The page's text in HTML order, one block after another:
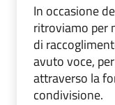
In occasione
ritroviamo per
di
avuto voce,
attraverso la
condivisione.